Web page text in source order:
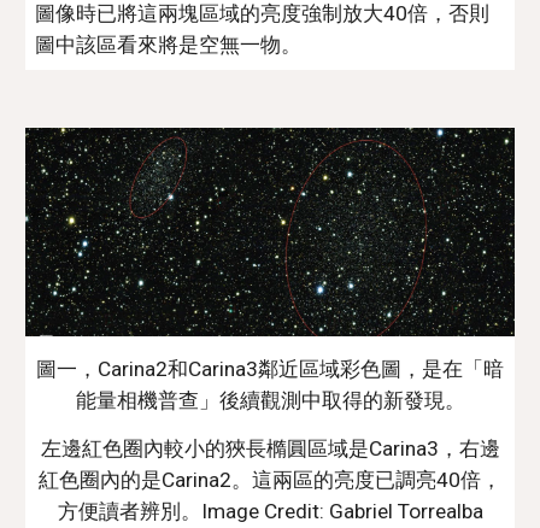
圖像時已將這兩塊區域的亮度強制放大40倍，否則
圖中該區看來將是空無一物。
圖一，Carina2和Carina3鄰近區域彩色圖，是在「暗
能量相機普查」後續觀測中取得的新發現。
左邊紅色圈內較小的狹長橢圓區域是Carina3，右邊
紅色圈內的是Carina2。這兩區的亮度已調亮40倍，
方便讀者辨別。Image Credit: Gabriel Torrealba